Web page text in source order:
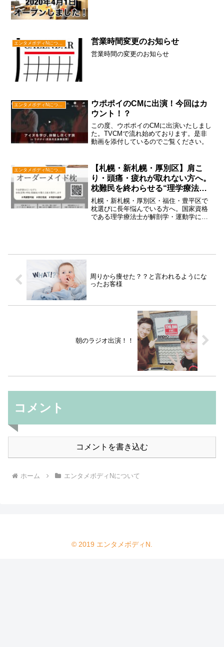
営業時間変更のお知らせ
営業時間の変更のお知らせ
エンタメボディNについて
ウポポイのCMに出演！今回はカ
ウント！？
この度、ウポポイのCMに出演いたしまし
た。TVCMで流れ始めております。是非
動画を添付しているのでご覧ください。
【札幌・新札幌・厚別区】肩こ
り・頭痛・疲れが取れない方へ。
枕難民を終わらせる“理学療法士
のオーダーメイド枕”
札幌・新札幌・厚別区・福住・豊平区で
枕選びに長年悩んでいる方へ。国家資格
である理学療法士が解剖学・運動学に基
れる体へ導きます。エンタメボディN・エ
能。
周りから痩せた？？と言われるようにな
ったお客様
朝のラジオ出演！！
コメント
コメントを書き込む
ホーム エンタメボディNについて
© 2019 エンタメボディN.